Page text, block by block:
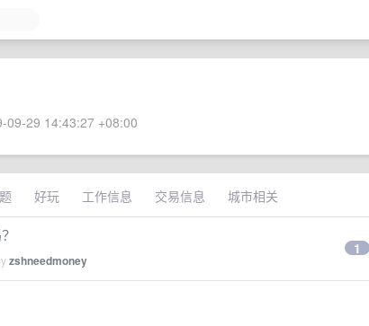
09-29 14:43:27 +08:00
好玩 工作信息 交易信息 城市相关
zshneedmoney
1